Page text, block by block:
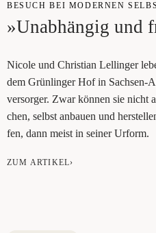
BESUCH BEI MODER­NEN
»Unab­hän­gig und
Nico­le und Chris­ti­an Lel­lin­ger
dem Grün­lin­ger Hof in Sach­sen-
ver­sor­ger. Zwar kön­nen sie nicht
chen, selbst anbau­en und
fen, dann meist in sei­ner Urform.
ZUM ARTIKEL›